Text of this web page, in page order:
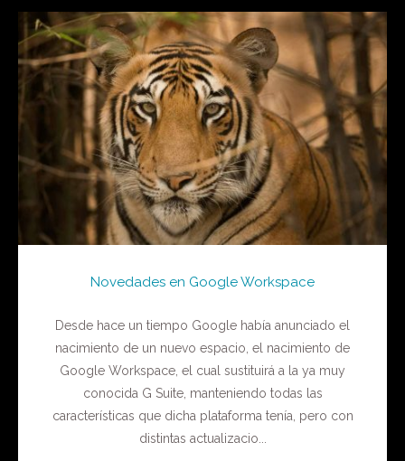
Novedades en Google Workspace
Desde hace un tiempo Google había anunciado el
nacimiento de un nuevo espacio, el nacimiento de
Google Workspace, el cual sustituirá a la ya muy
conocida G Suite, manteniendo todas las
características que dicha plataforma tenía, pero con
distintas actualizacio...